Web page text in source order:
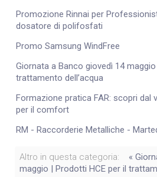
Promozione Rinnai per
dosatore di polifosfati
Promo Samsung WindFree
Giornata a Banco giovedì 14
trattamento dell’acqua
Formazione pratica FAR: scopri dal
per il comfort
RM - Raccorderie Metalliche -
Altro in questa categoria:
«
maggio | Prodotti HCE per il